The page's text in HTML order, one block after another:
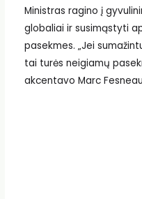
Ministras ragino į
globaliai ir susimąstyti
pasekmes. „Jei
tai turės neigiamų
akcentavo Marc